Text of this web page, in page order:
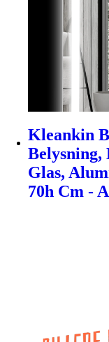
Kleankin
Glas,
70h Cm -